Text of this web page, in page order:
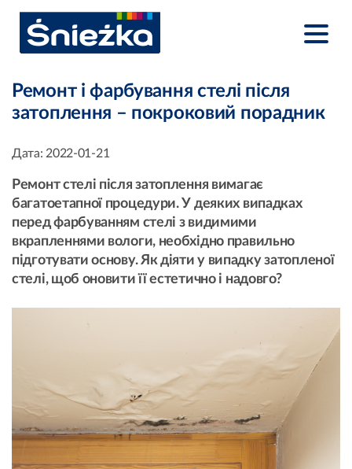
Ремонт і фарбування стелі після
затоплення – покроковий порадник
Дата: 2022-01-21
Ремонт стелі після затоплення вимагає
багатоетапної процедури. У деяких випадках
перед фарбуванням стелі з видимими
вкрапленнями вологи, необхідно правильно
підготувати основу. Як діяти у випадку затопленої
стелі, щоб оновити її естетично і надовго?